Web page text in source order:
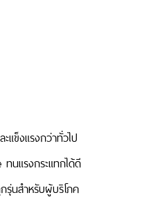
แข็งแรงกว่าทั่วไป
ทนแรงกระแทกได้ดี
รุ่นสำหรับผู้บริโภค